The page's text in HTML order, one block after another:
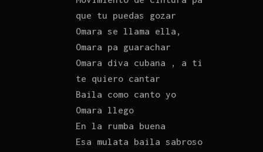
que tu puedas gozar
Omara se llama ella,
Omara pa guarachar
Omara diva cubana , a ti
te quiero cantar
Baila como canto yo
Omara llego
En la rumba buena
Esa mulata baila sabroso